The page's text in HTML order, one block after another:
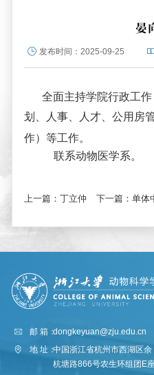
晏
发布时间： 2025-09-25
全面主持学院行政工
划、人事、
人才、 公用房
作）等工作。
联系动物医学系。
上一篇： 丁立仲 下一篇： 单体
邮 箱：dongkeyuan@zju.edu.cn
地 址：中国浙江省杭州市西湖区余
杭塘路866号农生环组团E